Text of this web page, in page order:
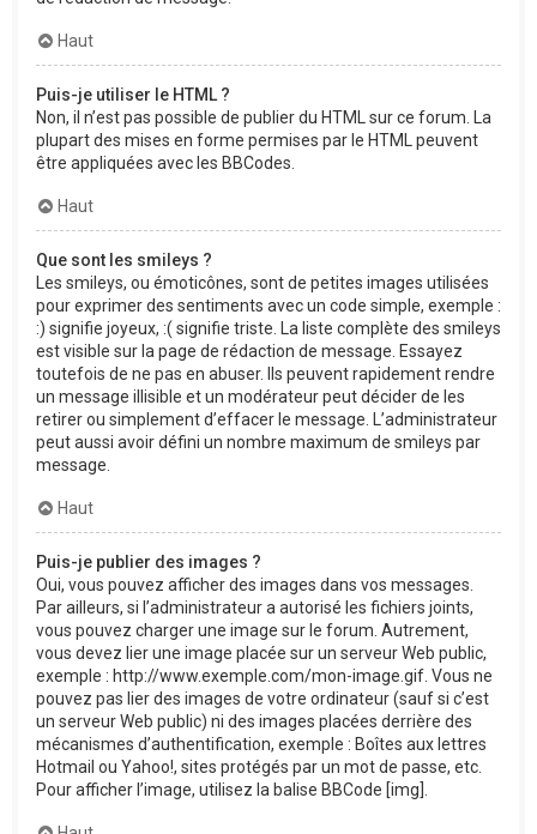
Haut
Puis-je utiliser le HTML ?
Non, il n’est pas possible de publier du HTML sur ce forum. La
plupart des mises en forme permises par le HTML peuvent
être appliquées avec les BBCodes.
Haut
Que sont les smileys ?
Les smileys, ou émoticônes, sont de petites images utilisées
pour exprimer des sentiments avec un code simple, exemple :
:) signifie joyeux, :( signifie triste. La liste complète des smileys
est visible sur la page de rédaction de message. Essayez
toutefois de ne pas en abuser. Ils peuvent rapidement rendre
un message illisible et un modérateur peut décider de les
retirer ou simplement d’effacer le message. L’administrateur
peut aussi avoir défini un nombre maximum de smileys par
message.
Haut
Puis-je publier des images ?
Oui, vous pouvez afficher des images dans vos messages.
Par ailleurs, si l’administrateur a autorisé les fichiers joints,
vous pouvez charger une image sur le forum. Autrement,
vous devez lier une image placée sur un serveur Web public,
exemple : http://www.exemple.com/mon-image.gif. Vous ne
pouvez pas lier des images de votre ordinateur (sauf si c’est
un serveur Web public) ni des images placées derrière des
mécanismes d’authentification, exemple : Boîtes aux lettres
Hotmail ou Yahoo!, sites protégés par un mot de passe, etc.
Pour afficher l’image, utilisez la balise BBCode [img].